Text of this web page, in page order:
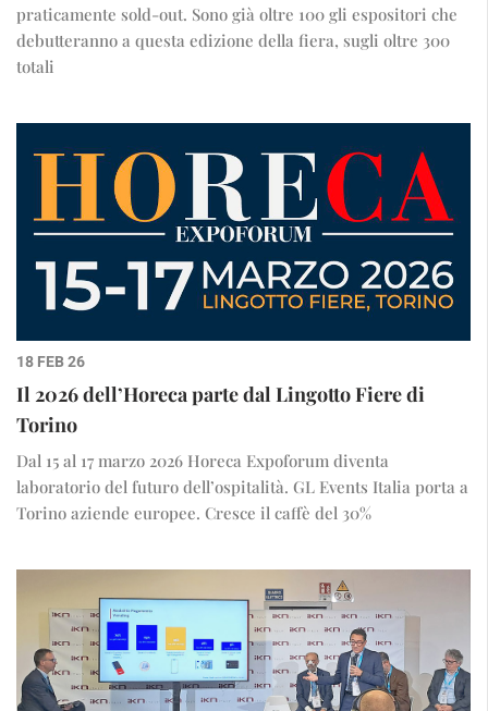
praticamente sold-out. Sono già oltre 100 gli espositori che
debutteranno a questa edizione della fiera, sugli oltre 300
totali
18 FEB 26
Il 2026 dell’Horeca parte dal Lingotto Fiere di
Torino
Dal 15 al 17 marzo 2026 Horeca Expoforum diventa
laboratorio del futuro dell’ospitalità. GL Events Italia porta a
Torino aziende europee. Cresce il caffè del 30%